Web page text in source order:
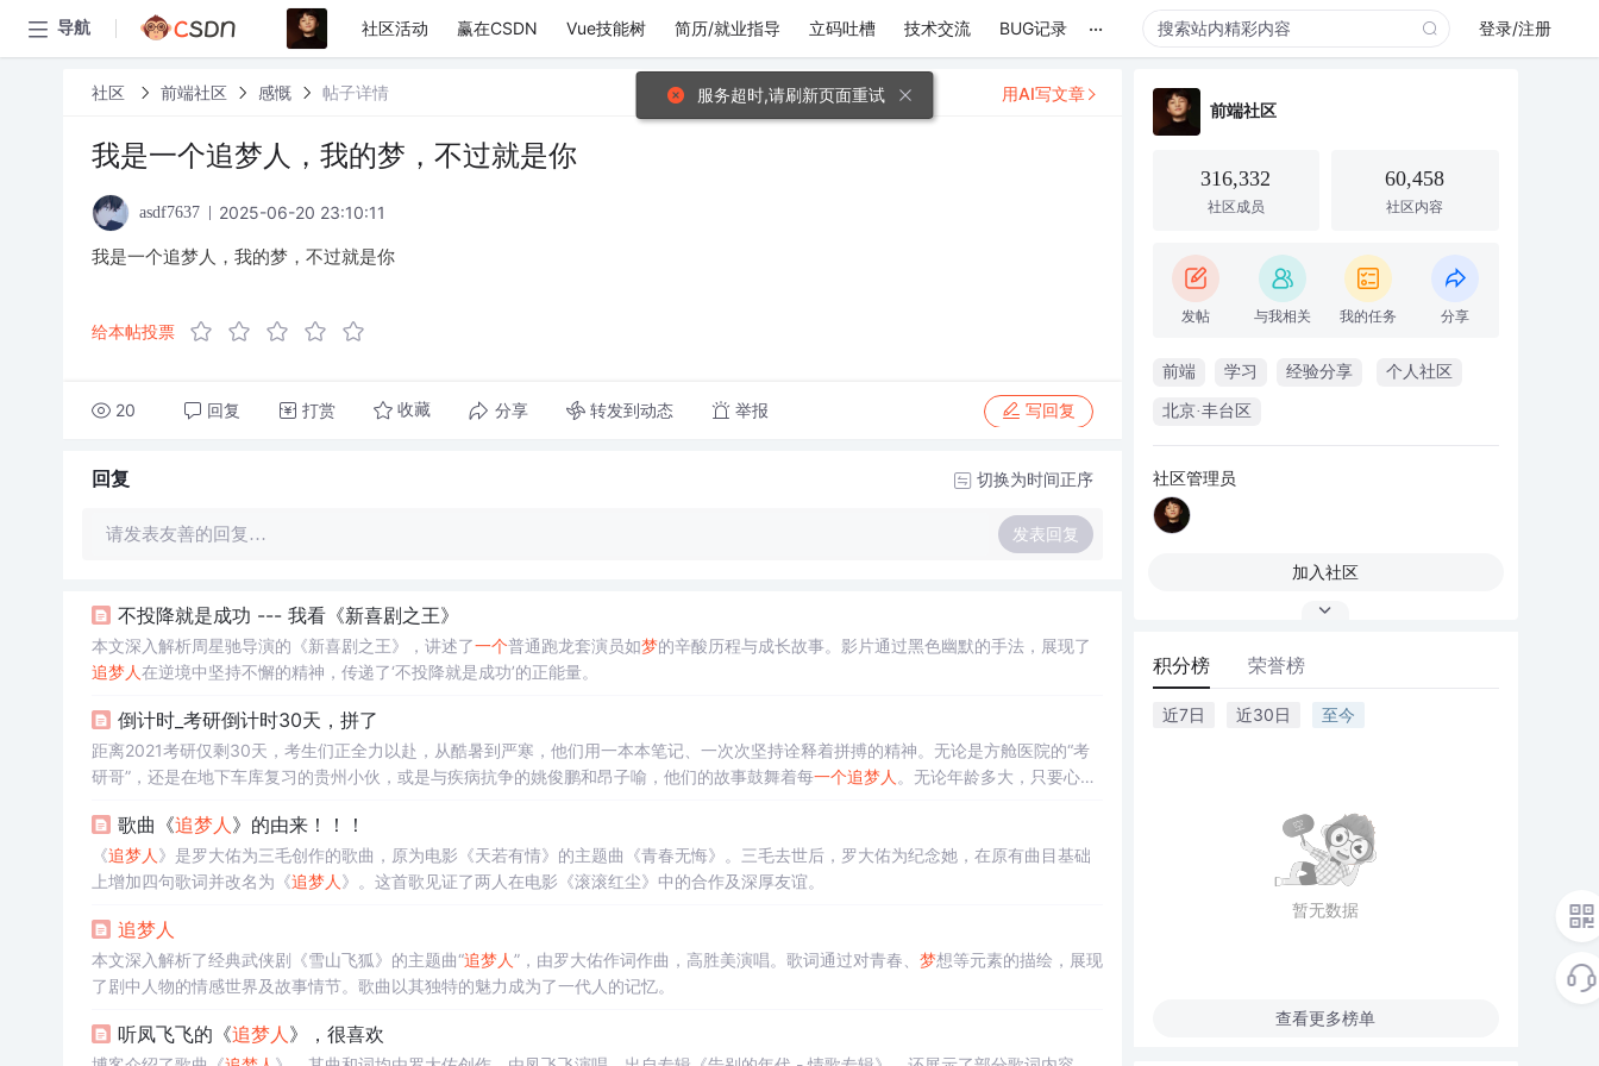
导航 社区活动 赢在CSDN Vue技能树 简历/就业指导 立码吐槽 技术交流 BUG记录 ... 登录/注册
社区 前端社区 感慨 帖子详情
我是一个追梦人，我的梦，不过就是你
asdf7637 2025-06-20 23:10:11
我是一个追梦人，我的梦，不过就是你
给本帖投票
20 回复 打赏 收藏 分享 转发到动态 举报 写回复
用AI写文章
回复 切换为时间正序
请发表友善的回复… 发表回复
不投降就是成功 --- 我看《新喜剧之王》
本文深入解析周星驰导演的《新喜剧之王》，讲述了一个普通跑龙套演员如梦的辛酸历程与成长故事。影片通过黑色幽默的手法，展现了
追梦人在逆境中坚持不懈的精神，传递了‘不投降就是成功’的正能量。
倒计时_考研倒计时30天，拼了
距离2021考研仅剩30天，考生们正全力以赴，从酷暑到严寒，他们用一本本笔记、一次次坚持诠释着拼搏的精神。无论是方舱医院的“考
研哥”，还是在地下车库复习的贵州小伙，或是与疾病抗争的姚俊鹏和昂子喻，他们的故事鼓舞着每一个追梦人 。无论年龄多大，只要心怀
油，每一位考研人！
歌曲《追梦人》的由来！！！
《追梦人 》是罗大佑为三毛创作的歌曲，原为电影《天若有情》的主题曲《青春无悔》。三毛去世后，罗大佑为纪念她，在原有曲目基础
上增加四句歌词并改名为《追梦人 》。这首歌见证了两人在电影《滚滚红尘》中的合作及深厚友谊。
追梦人
本文深入解析了经典武侠剧《雪山飞狐》的主题曲“追梦人”，由罗大佑作词作曲，高胜美演唱。歌词通过对青春、 梦想等元素的描绘，展现
了剧中人物的情感世界及故事情节。歌曲以其独特的魅力成为了一代人的记忆。
听凤飞飞的《追梦人》，很喜欢
前端社区
316,332
社区成员
60,458
社区内容
发帖 与我相关 我的任务 分享
前端 学习 经验分享 个人社区
北京·丰台区
社区管理员
加入社区
积分榜 荣誉榜
近7日 近30日 至今
暂无数据
查看更多榜单
服务超时,请刷新页面重试